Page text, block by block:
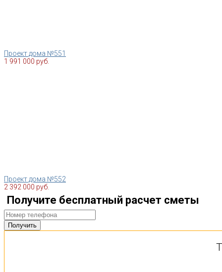
Проект дома №551
1 991 000 руб.
Проект дома №552
2 392 000 руб.
Получите бесплатный расчет сметы